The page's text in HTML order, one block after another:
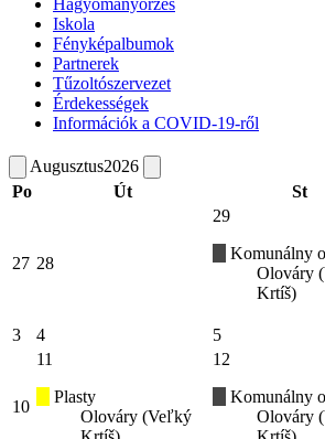
Hagyományőrzés
Iskola
Fényképalbumok
Partnerek
Tűzoltószervezet
Érdekességek
Információk a COVID-19-ről
Augusztus2026
Po
Út St
27 28
29
Komunálny
Olováry
Krtíš)
3 4 5
10
11
Plasty
Olováry (Veľký
12
Komunálny
Olováry